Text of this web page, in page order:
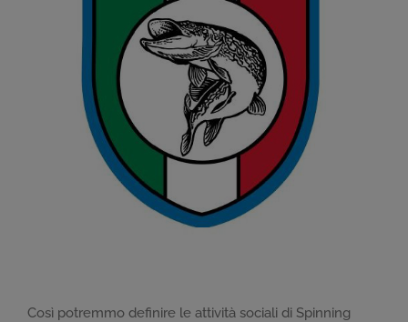
Così potremmo definire le attività sociali di Spinning